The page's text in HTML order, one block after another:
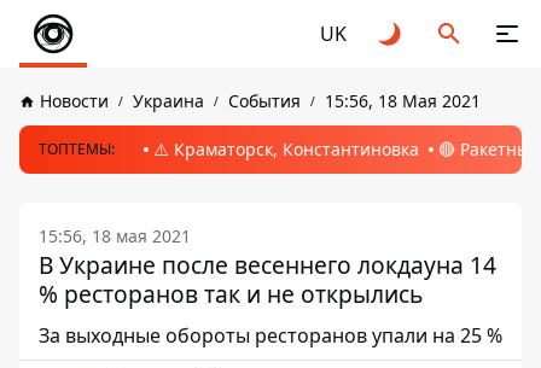
UK
Новости Украина События 15:56, 18 Мая 2021
ТОПТЕМЫ: ⚠️ Краматорск, Константиновка 🔴
15:56, 18 мая 2021
В Украине после весеннего локдауна 14
% ресторанов так и не открылись
За выходные обороты ресторанов упали на 25 %